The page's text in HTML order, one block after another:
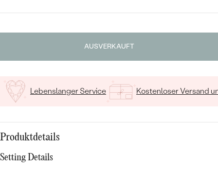
Meistverkaufte
Eheringe
MIT EDELSTEIN
GOLD
SILBER
DIAMANTSCHMUCK
SCHMUCK MIT LAB GROWN
PERLENSCHMUCK
PERSONALISIERT
LUXURIÖSE
AUSVERKAUFT
Lebenslanger Service Kostenloser Versand
Produktdetails
Setting Details